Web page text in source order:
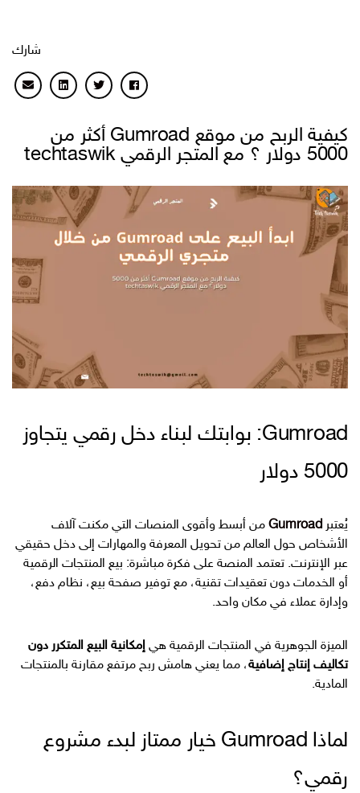
شارك
كيفية الربح من موقع Gumroad أكثر من
5000 دولار ؟ مع المتجر الرقمي techtaswik
Gumroad: بوابتك لبناء دخل رقمي يتجاوز
5000 دولار
يُعتبر Gumroad من أبسط وأقوى المنصات التي مكنت آلاف
الأشخاص حول العالم من تحويل المعرفة والمهارات إلى دخل حقيقي
عبر الإنترنت. تعتمد المنصة على فكرة مباشرة: بيع المنتجات الرقمية
أو الخدمات دون تعقيدات تقنية، مع توفير صفحة بيع، نظام دفع،
وإدارة عملاء في مكان واحد.
الميزة الجوهرية في المنتجات الرقمية هي إمكانية البيع المتكرر دون
تكاليف إنتاج إضافية، مما يعني هامش ربح مرتفع مقارنة بالمنتجات
المادية.
لماذا Gumroad خيار ممتاز لبدء مشروع
رقمي؟